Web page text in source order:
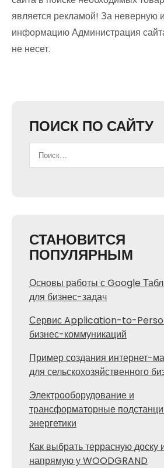
является рекламой! За неверную
информацию Администрация
не несет.
ПОИСК ПО САЙТУ
СТАНОВИТСЯ
ПОПУЛЯРНЫМ
Основы работы с Google
для бизнес-задач
Сервис Application-to-
бизнес-коммуникаций
Пример создания интернет-
для сельскохозяйственного
Электрооборудование и
трансформаторные
энергетики
Как выбрать террасную доску
напрямую у WOODGRAND